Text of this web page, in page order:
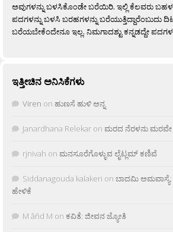
ಅವುಗಳನ್ನು ಬಳಸಿಕೊಂಡೇ ಬರೆಯಿರಿ. ಇಲ್ಲಿ ಕೆಲವರು ಬಹಳ
ಪದಗಳನ್ನು ಬಳಸಿ ಬರಹಗಳನ್ನು ಬರೆಯುತ್ತಿದ್ದಾರೆಂಬುದು
ಬರೆಯಬೇಕೆಂದೇನೂ ಇಲ್ಲ. ನಿಮಗಾದಶ್ಟು ಕನ್ನಡದ್ದೇ
ಇತ್ತೀಚಿನ ಅನಿಸಿಕೆಗಳು
Viren on ಹುಣಸೆ ಹುಳಿ ಅನ್ನ
Janardhana Relekar on ಮರದ ನೆರಳನು ಮರವೇ
rjnivah on ಮನಸೂರೆಗೊಳ್ಳುವ ಲೈಟ್ಲಮ್ ಕಣಿವೆ
Siddanagouda kalakeri on ಬಾದಮಿ
ಹೇಳಿಕೆ
M âñd M on ಕವಿತೆ: ಜೀವನ ಜ್ಯೋತಿ